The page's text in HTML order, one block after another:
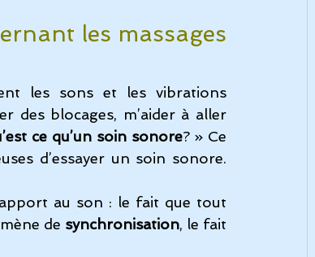
les massages
les sons et les vibrations
des blocages, m’aider à aller
ce qu’un soin sonore? » Ce
d’essayer un soin sonore.
au son : le fait que tout
de synchronisation, le fait